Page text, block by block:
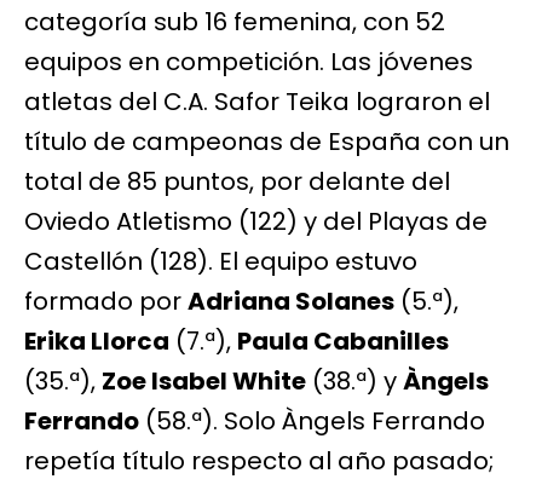
categoría sub 16 femenina, con 52
equipos en competición. Las jóvenes
atletas del C.A. Safor Teika lograron el
título de campeonas de España con un
total de 85 puntos, por delante del
Oviedo Atletismo (122) y del Playas de
Castellón (128). El equipo estuvo
formado porAdriana Solanes (5.ª),
Erika Llorca (7.ª), Paula Cabanilles
(35.ª), Zoe Isabel White (38.ª) yÀngels
Ferrando (58.ª). Solo Àngels Ferrando
repetía título respecto al año pasado;